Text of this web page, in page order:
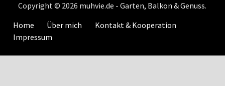
Copyright © 2026 muhvie.de - Garten, Balkon & Genuss.
Home
Über mich
Kontakt & Kooperation
Impressum